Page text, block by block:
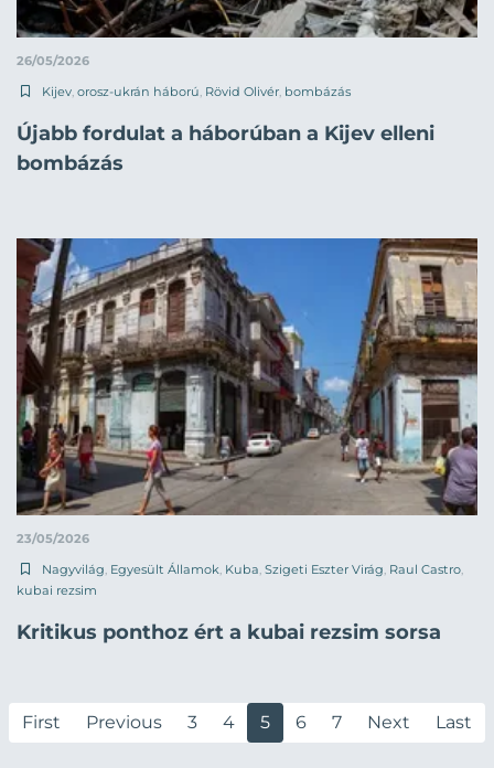
26/05/2026
Kijev orosz-ukrán háború Rövid Olivér bombázás
Újabb fordulat a háborúban a Kijev elleni
bombázás
23/05/2026
Nagyvilág, Egyesült Államok, Kuba, Szigeti Eszter Virág, Raul Castro,
kubai rezsim
Kritikus ponthoz ért a kubai rezsim sorsa
First Previous 3 4 5 6 7 Next Last